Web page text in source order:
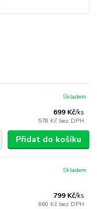
699 Kč/ks
578 Kč bez DPH
Skladem
Přidat do košíku
799 Kč/ks
660 Kč bez DPH
Skladem